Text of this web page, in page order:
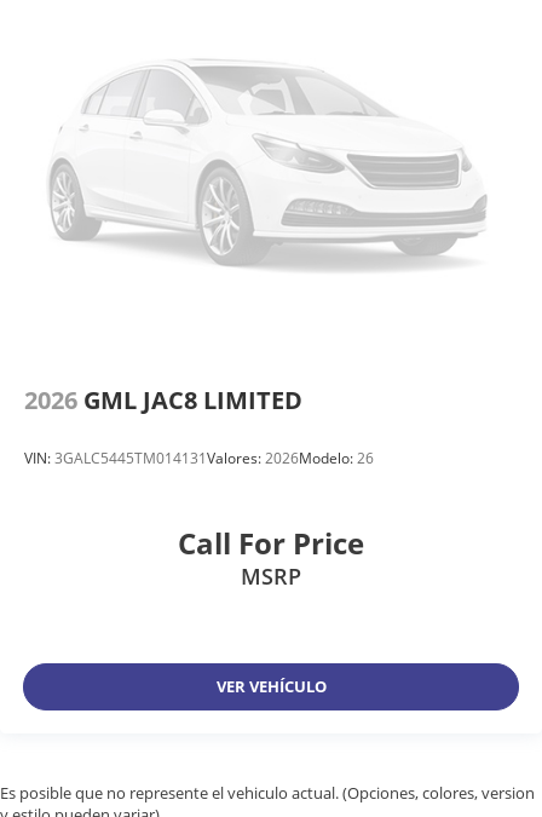
2026 GML JAC8 LIMITED
VIN:3GALC5445TM014131Valores:2026Modelo:26
Call For Price
MSRP
VER VEHÍCULO
Es posible que no represente el vehiculo actual. (Opciones, colores, version